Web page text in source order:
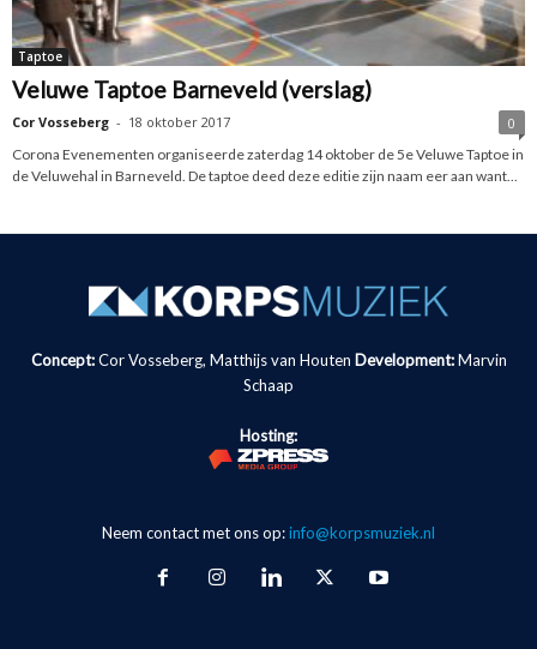
Taptoe
Veluwe Taptoe Barneveld (verslag)
Cor Vosseberg - 18 oktober 2017
0
Corona Evenementen organiseerde zaterdag 14 oktober de 5e Veluwe Taptoe in
de Veluwehal in Barneveld. De taptoe deed deze editie zijn naam eer aan want...
Concept:Cor Vosseberg, Matthijs van Houten Development: Marvin
Schaap
Hosting:
Neem contact met ons op:info@korpsmuziek.nl